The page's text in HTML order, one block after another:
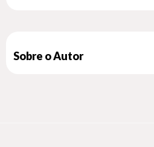
Sobre o Autor